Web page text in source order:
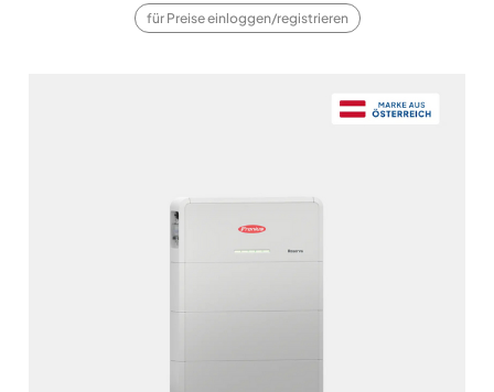
für Preise einloggen/registrieren